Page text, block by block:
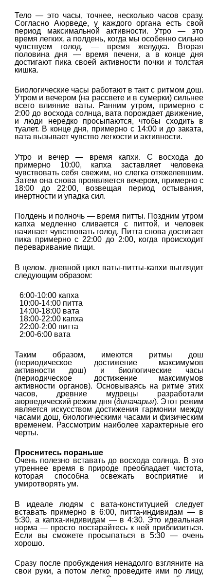
Тело — это часы, точнее, несколько часов сразу.
Согласно Аюрведе, у каждого органа есть свой
период максимальной активности. Утро — это
время легких, а полдень, когда мы особенно сильно
чувствуем голод, — время желудка. Вторая
половина дня — время печени, а в конце дня
достигают пика своей активности почки и толстая
кишка.
Биологические часы работают в такт с ритмом дош.
Утром и вечером (на рассвете и в сумерки) сильнее
всего влияние ваты. Ранним утром, примерно с
2:00 до восхода солнца, вата порождает движение,
и люди нередко просыпаются, чтобы сходить в
туалет. В конце дня, примерно с 14:00 и до заката,
вата вызывает чувство легкости и активности.
Утро и вечер — время капхи. С восхода до
примерно 10:00, капха заставляет человека
чувствовать себя свежим, но слегка отяжелевшим.
Затем она снова проявляется вечером, примерно с
18:00 до 22:00, возвещая период остывания,
инертности и упадка сил.
Полдень и полночь — время питты. Поздним утром
капха медленно сливается с питтой, и человек
начинает чувствовать голод. Питта снова достигает
пика примерно с 22:00 до 2:00, когда происходит
переваривание пищи.
В целом, дневной цикл ваты-питты-капхи выглядит
следующим образом:
6:00-10:00 капха
10:00-14:00 питта
14:00-18:00 вата
18:00-22:00 капха
22:00-2:00 питта
2:00-6:00 вата
Таким образом, имеются ритмы дош
(периодическое достижение максимумов
активности дош) и биологические часы
(периодическое достижение максимумов
активности органов). Основываясь на ритме этих
часов, древние мудрецы разработали
аюрведический режим дня (диначарья). Этот режим
является искусством достижения гармонии между
часами дош, биологическими часами и физическим
временем. Рассмотрим наиболее характерные его
черты.
Проснитесь пораньше
Очень полезно вставать до восхода солнца. В это
утреннее время в природе преобладает чистота,
которая способна освежать восприятие и
умиротворять ум.
В идеале людям с вата-конституцией следует
вставать примерно в 6:00, питта-индивидам — в
5:30, а капха-индивидам — в 4:30. Это идеальная
норма — просто постарайтесь к ней приблизиться.
Если вы сможете просыпаться в 5:30 — очень
хорошо.
Сразу после пробуждения ненадолго взгляните на
свои руки, а потом легко проведите ими по лицу,